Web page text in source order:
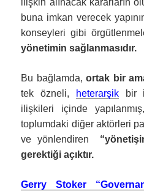
ilişkin alınacak kararların
buna imkan verecek
konseyleri gibi
yönetimin sağlanmasıdır.
Bu bağlamda,ortak bir
tek özneli,
heterarşikbir
ilişkileri içinde
toplumdaki diğer aktörleri
ve yönlendiren
gerektiği açıktır.
Gerry Stoker